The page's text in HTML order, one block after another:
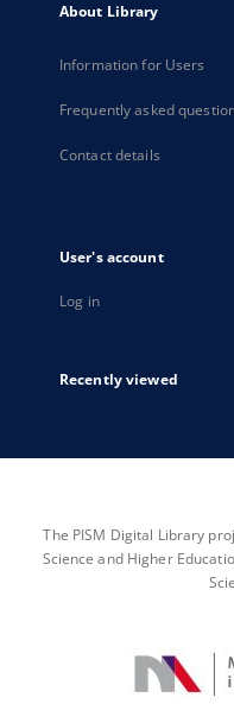
About Library
Information for Users
Frequently asked
Contact details
User's account
Log in
Recently viewed
The PISM Digital Library
Science and Higher